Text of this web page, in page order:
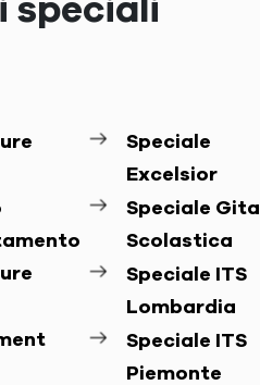
speciali
Speciale
Excelsior
Speciale Gita
Scolastica
Speciale ITS
Lombardia
Speciale ITS
Piemonte